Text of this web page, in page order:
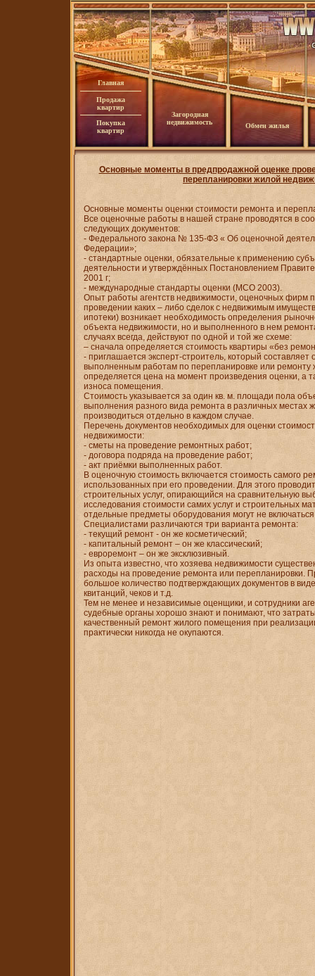
Главная
Продажа
квартир
Покупка
квартир
Загородная
недвижимость
Обмен жилья
Основные моменты в предпродажной оценке
перепланировки жилой
Основные моменты оценки стоимости ремонта и
Все оценочные работы в нашей стране проводятся в
следующих документов:
- Федерального закона № 135-ФЗ « Об оценочной
Федерации»;
- стандартные оценки, обязательные к применению
деятельности и утверждённых Постановлением
2001 г;
- международные стандарты оценки (МСО 2003).
Опыт работы агентств недвижимости, оценочных фирм
проведении каких – либо сделок с недвижимым
ипотеки) возникает необходимость определения
объекта недвижимости, но и выполненного в нем
случаях всегда, действуют по одной и той же схеме:
– сначала определяется стоимость квартиры «без
- приглашается эксперт-строитель, который составляет
выполненным работам по перепланировке или
определяется цена на момент произведения оценки, а
износа помещения.
Стоимость указывается за один кв. м. площади пола
выполнения разного вида ремонта в различных местах
производиться отдельно в каждом случае.
Перечень документов необходимых для оценки
недвижимости:
- сметы на проведение ремонтных работ;
- договора подряда на проведение работ;
- акт приёмки выполненных работ.
В оценочную стоимость включается стоимость самого
использованных при его проведении. Для этого
строительных услуг, опирающийся на сравнительную
исследования стоимости самих услуг и строительных
отдельные предметы оборудования могут не
Специалистами различаются три варианта ремонта:
- текущий ремонт - он же косметический;
- капитальный ремонт – он же классический;
- евроремонт – он же эксклюзивный.
Из опыта известно, что хозяева недвижимости
расходы на проведение ремонта или перепланировки.
большое количество подтверждающих документов в
квитанций, чеков и т.д.
Тем не менее и независимые оценщики, и сотрудники
судебные органы хорошо знают и понимают, что
качественный ремонт жилого помещения при
практически никогда не окупаются.